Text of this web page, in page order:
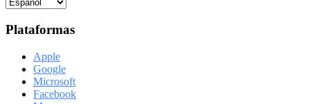
Plataformas
Apple
Google
Microsoft
Facebook